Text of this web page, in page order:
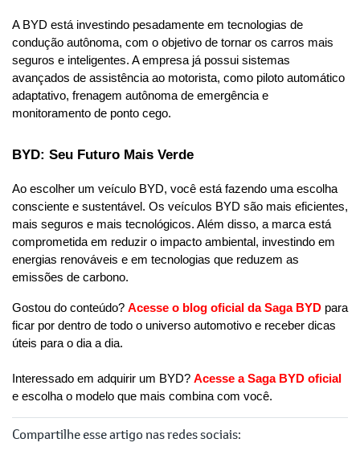
A BYD está investindo pesadamente em tecnologias de
condução autônoma, com o objetivo de tornar os carros mais
seguros e inteligentes. A empresa já possui sistemas
avançados de assistência ao motorista, como piloto automático
adaptativo, frenagem autônoma de emergência e
monitoramento de ponto cego.
BYD: Seu Futuro Mais Verde
Ao escolher um veículo BYD, você está fazendo uma escolha
consciente e sustentável. Os veículos BYD são mais eficientes,
mais seguros e mais tecnológicos. Além disso, a marca está
comprometida em reduzir o impacto ambiental, investindo em
energias renováveis e em tecnologias que reduzem as
emissões de carbono.
Gostou do conteúdo? Acesse o blog oficial da Saga BYD para
ficar por dentro de todo o universo automotivo e receber dicas
úteis para o dia a dia.
Interessado em adquirir um BYD? Acesse a Saga BYD oficial
e escolha o modelo que mais combina com você.
Compartilhe esse artigo nas redes sociais: